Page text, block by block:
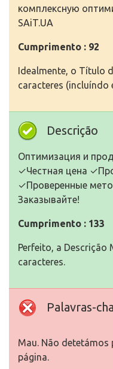
комплексную
SAiT.UA
Cumprimento : 92
Idealmente, o Título
caracteres (incluíndo
Descrição
Оптимизация и
✓Честная цена
✓Проверенные
Заказывайте!
Cumprimento : 133
Perfeito, a Descrição
caracteres.
Palavras-
Mau. Não detetámos
página.